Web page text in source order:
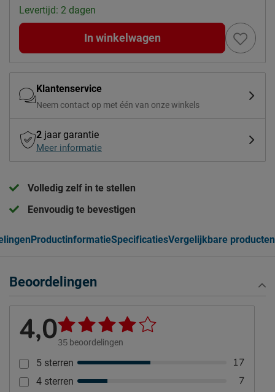
Levertijd: 2 dagen
In winkelwagen
Klantenservice
Neem contact op met één van onze winkels
2 jaar garantie
Meer informatie
Volledig zelf in te stellen
Eenvoudig te bevestigen
ProductinformatieSpecificatiesVergelijkbare producten
Beoordelingen
4,035 beoordelingen
5 sterren 17
4 sterren 7